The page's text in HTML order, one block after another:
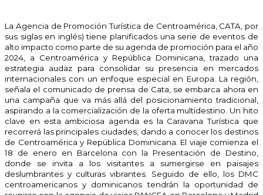
La Agencia de Promoción Turística de Centroamérica, CATA, por
sus siglas en inglés) tiene planificados una serie de eventos de
alto impacto como parte de su agenda de promoción para el año
2024, a Centroamérica y República Dominicana, trazado una
estrategia audaz para consolidar su presencia en mercados
internacionales con un enfoque especial en Europa. La región,
señala el comunicado de prensa de Cata, se embarca ahora en
una campaña que va más allá del posicionamiento tradicional,
aspirando a la comercialización de la oferta multidestino. Un hito
clave en esta ambiciosa agenda es la Caravana Turística que
recorrerá las principales ciudades, dando a conocer los destinos
de Centroamérica y República Dominicana. El viaje comienza el
18 de enero en Barcelona con la Presentación de Destino,
donde se invita a los visitantes a sumergirse en paisajes
deslumbrantes y culturas vibrantes. Seguido de ello, los DMC
centroamericanos y dominicanos tendrán la oportunidad de